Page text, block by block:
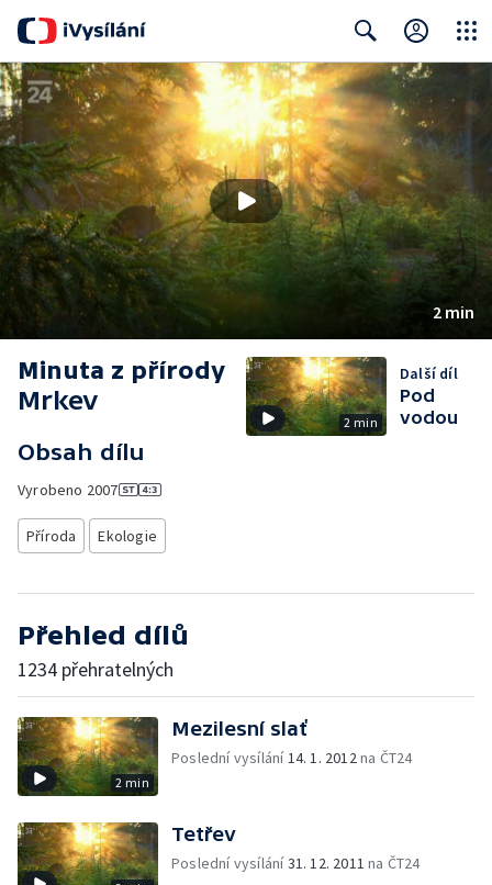
Search Close
2 min
Minuta z přírody
Mrkev
Obsah dílu
Vyrobeno 2007
Příroda Ekologie
2 min
Další díl
Pod
vodou
Přehled dílů
1234 přehratelných
2 min
Mezilesní slať
Poslední vysílání14. 1. 2012na ČT24
Tetřev
Poslední vysílání31. 12. 2011 na ČT24